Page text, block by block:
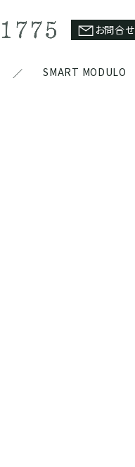
お問合せ
SMART MODULO